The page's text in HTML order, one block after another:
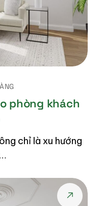
phòng khách
chỉ là xu hướng